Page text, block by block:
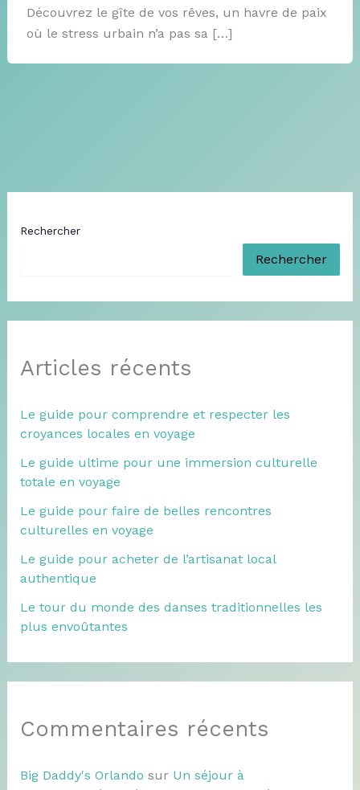
Découvrez le gîte de vos rêves, un havre de paix
où le stress urbain n’a pas sa […]
Rechercher
Rechercher
Articles récents
Le guide pour comprendre et respecter les
croyances locales en voyage
Le guide ultime pour une immersion culturelle
totale en voyage
Le guide pour faire de belles rencontres
culturelles en voyage
Le guide pour acheter de l’artisanat local
authentique
Le tour du monde des danses traditionnelles les
plus envoûtantes
Commentaires récents
Big Daddy's Orlando sur Un séjour à